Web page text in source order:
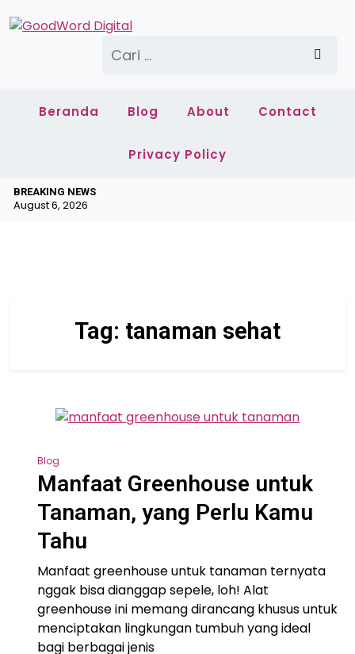
to
untuk:
Beranda Blog About Contact
Privacy Policy
BREAKING NEWS
August 6, 2026
Tag: tanaman sehat
Blog
Manfaat Greenhouse untuk
Tanaman, yang Perlu Kamu
Tahu
Manfaat greenhouse untuk tanaman ternyata
nggak bisa dianggap sepele, loh! Alat
greenhouse ini memang dirancang khusus untuk
menciptakan lingkungan tumbuh yang ideal
bagi berbagai jenis